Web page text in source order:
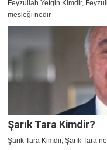
Feyzullah Yetgin Kimdir,
mesleği nedir
Şarık Tara Kimdir?
Şarık Tara Kimdir, Şarık Tara